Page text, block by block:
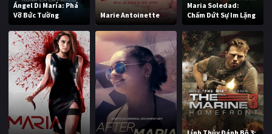
Ángel Di María: Phá
Vỡ Bức Tường
Marie Antoinette
Maria Soledad:
Chấm Dứt Sự Im Lặng